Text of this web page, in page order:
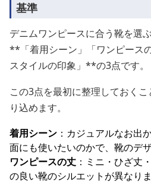
基準
デニムワンピースに合う靴を選
**「着用シーン」「ワンピース
スタイルの印象」**の3点です。
この3点を最初に整理しておく
り込めます。
着用シーン ：カジュアルなお出
面にも使いたいのかで、靴のデ
ワンピースの丈 ：ミニ・ひざ丈
の良い靴のシルエットが異なり